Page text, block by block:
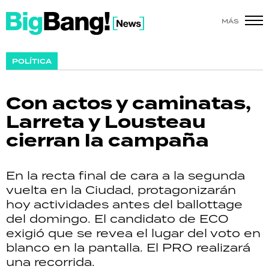
MÁS
POLÍTICA
Con actos y caminatas,
Larreta y Lousteau
cierran la campaña
En la recta final de cara a la segunda
vuelta en la Ciudad, protagonizarán
hoy actividades antes del ballottage
del domingo. El candidato de ECO
exigió que se revea el lugar del voto en
blanco en la pantalla. El PRO realizará
una recorrida.
SHOW
ACTUALIDAD
POLICIALES
ECONOMÍA
GRAN HERMANO
SALUD
DEPORTES